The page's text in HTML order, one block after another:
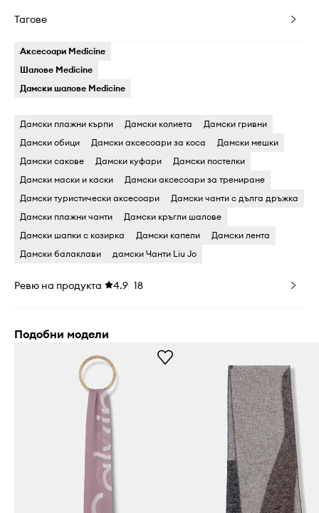
Тагове
Аксесоари Medicine
Шалове Medicine
Дамски шалове Medicine
Дамски плажни кърпи Дамски колиета
Дамски гривни
Дамски обици
Дамски аксесоари за коса
Дамски мешки
Дамски сакове
Дамски куфари
Дамски постелки
Дамски маски и каски
Дамски аксесоари за трениране
Дамски туристически аксесоари
Дамски чанти с дълга дръжка
Дамски плажни чанти
Дамски кръгли шалове
Дамски шапки с козирка
Дамски капели
Дамски лента
Дамски балаклави
дамски Чанти Liu Jo
Ревю на продукта 4.9 18
Подобни модели